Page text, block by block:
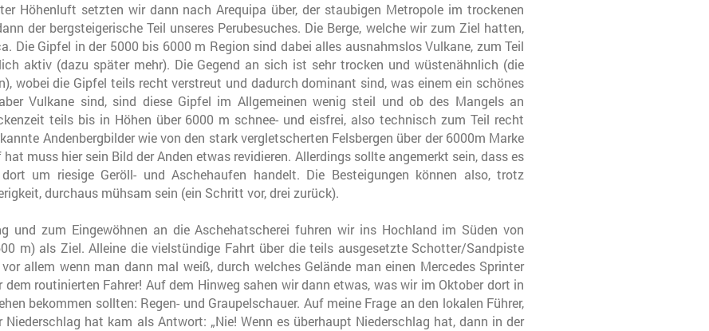
Höhenluft setzten wir dann nach Arequipa über, der staubigen Metropole im trockenen
der bergsteigerische Teil unseres Perubesuches. Die Berge, welche wir zum Ziel hatten,
Die Gipfel in der 5000 bis 6000 m Region sind dabei alles ausnahmslos Vulkane, zum Teil
aktiv (dazu später mehr). Die Gegend an sich ist sehr trocken und wüstenähnlich (die
wobei die Gipfel teils recht verstreut und dadurch dominant sind, was einem ein schönes
Vulkane sind, sind diese Gipfel im Allgemeinen wenig steil und ob des Mangels an
teils bis in Höhen über 6000 m schnee- und eisfrei, also technisch zum Teil recht
Andenbergbilder wie von den stark vergletscherten Felsbergen über der 6000m Marke
muss hier sein Bild der Anden etwas revidieren. Allerdings sollte angemerkt sein, dass es
um riesige Geröll- und Aschehaufen handelt. Die Besteigungen können also, trotz
durchaus mühsam sein (ein Schritt vor, drei zurück).
und zum Eingewöhnen an die Aschehatscherei fuhren wir ins Hochland im Süden von
m) als Ziel. Alleine die vielstündige Fahrt über die teils ausgesetzte Schotter/Sandpiste
allem wenn man dann mal weiß, durch welches Gelände man einen Mercedes Sprinter
routinierten Fahrer! Auf dem Hinweg sahen wir dann etwas, was wir im Oktober dort in
bekommen sollten: Regen- und Graupelschauer. Auf meine Frage an den lokalen Führer,
hat kam als Antwort: „Nie! Wenn es überhaupt Niederschlag hat, dann in der